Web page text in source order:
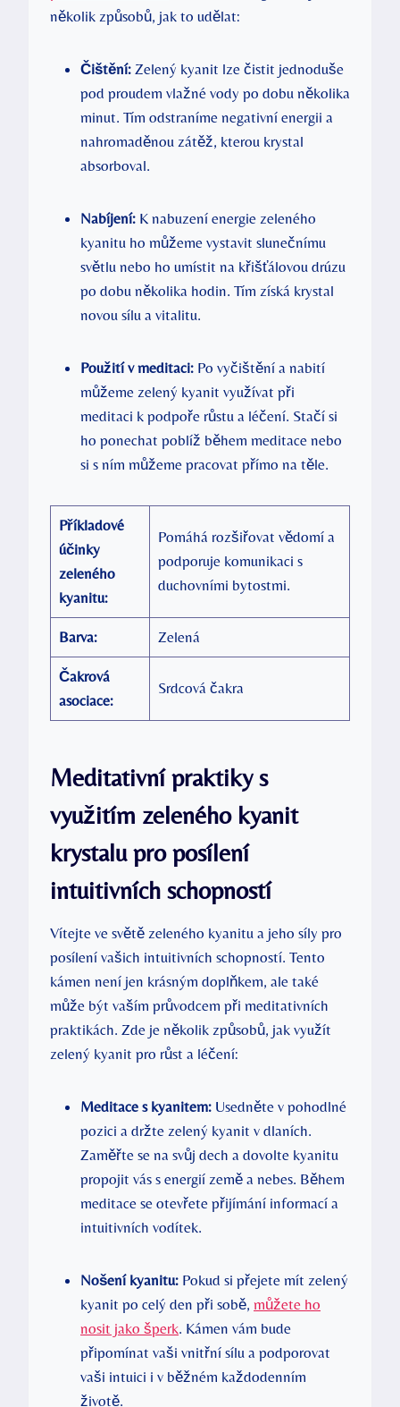
několik způsobů, jak to udělat:
Čištění: Zelený kyanit lze čistit jednoduše
pod proudem vlažné vody po dobu několika
minut. Tím odstraníme negativní energii a
nahromaděnou zátěž, kterou krystal
absorboval.
Nabíjení: K nabuzení energie zeleného
kyanitu ho můžeme vystavit slunečnímu
světlu nebo ho umístit na křišťálovou drúzu
po dobu několika hodin. Tím získá krystal
novou sílu a vitalitu.
Použití v meditaci: Po vyčištění a nabití
můžeme zelený kyanit využívat při
meditaci k podpoře růstu a léčení. Stačí si
ho ponechat poblíž během meditace nebo
si s ním můžeme pracovat přímo na těle.
Příkladové
účinky
zeleného
kyanitu:
Pomáhá rozšiřovat vědomí a
podporuje komunikaci s
duchovními bytostmi.
Barva: Zelená
Čakrová
asociace:
Srdcová čakra
Meditativní praktiky s
využitím zeleného kyanit
krystalu pro posílení
intuitivních schopností
Vítejte ve světě zeleného kyanitu a jeho síly pro
posílení vašich intuitivních schopností. Tento
kámen není jen krásným doplňkem, ale také
může být vaším průvodcem při meditativních
praktikách. Zde je několik způsobů, jak využít
zelený kyanit pro růst a léčení:
Meditace s kyanitem: Usedněte v pohodlné
pozici a držte zelený kyanit v dlaních.
Zaměřte se na svůj dech a dovolte kyanitu
propojit vás s energií země a nebes. Během
meditace se otevřete přijímání informací a
intuitivních vodítek.
Nošení kyanitu: Pokud si přejete mít zelený
kyanit po celý den při sobě, můžete ho
nosit jako šperk. Kámen vám bude
připomínat vaši vnitřní sílu a podporovat
vaši intuici i v běžném každodenním
životě.